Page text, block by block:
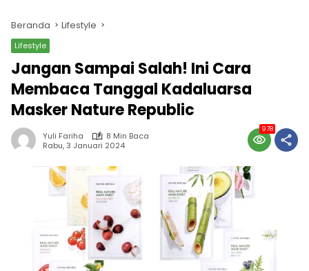
Beranda Lifestyle
Lifestyle
Jangan Sampai Salah! Ini Cara
Membaca Tanggal Kadaluarsa
Masker Nature Republic
Yuli Fariha
8 Min Baca
Rabu, 3 Januari 2024
978